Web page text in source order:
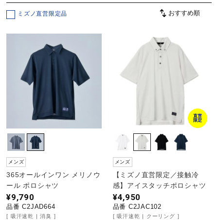
トレーニング
ゴルフ
バレーボール
ミズノ直営限定品
メンズ
365オールインワン メリノウ
ール ポロシャツ
¥9,790
品番 C2JAD664
吸汗速乾 消臭
直営
限定
メンズ
【ミズノ直営限定／接触冷
感】アイスタッチポロシャツ
¥4,950
品番 C2JAC102
吸汗速乾 クーリング